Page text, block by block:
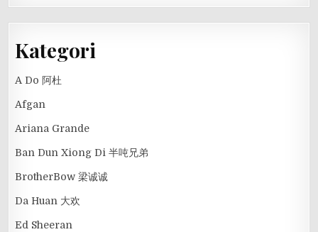
Kategori
A Do 阿杜
Afgan
Ariana Grande
Ban Dun Xiong Di 半吨兄弟
BrotherBow 梁诚诚
Da Huan 大欢
Ed Sheeran